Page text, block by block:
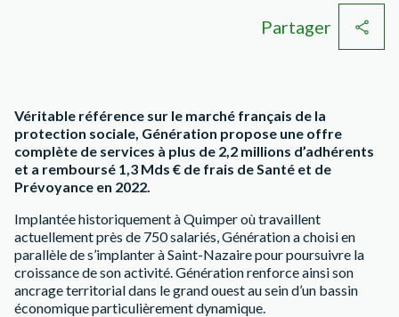
Partager
Véritable référence sur le marché français de la
protection sociale, Génération propose une offre
complète de services à plus de 2,2 millions d’adhérents
et a remboursé 1,3 Mds € de frais de Santé et de
Prévoyance en 2022.
Implantée historiquement à Quimper où travaillent
actuellement près de 750 salariés, Génération a choisi en
parallèle de s’implanter à Saint-Nazaire pour poursuivre la
croissance de son activité. Génération renforce ainsi son
ancrage territorial dans le grand ouest au sein d’un bassin
économique particulièrement dynamique.